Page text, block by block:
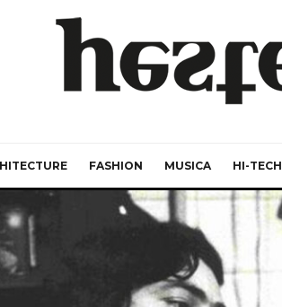
FASHION MUSICA HI-TECH